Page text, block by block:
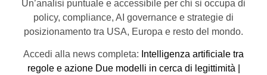
Un’analisi puntuale e accessibile per chi si occupa di
policy, compliance, AI governance e strategie di
posizionamento tra USA, Europa e resto del mondo.
Accedi alla news completa: Intelligenza artificiale tra
regole e azione Due modelli in cerca di legittimità |